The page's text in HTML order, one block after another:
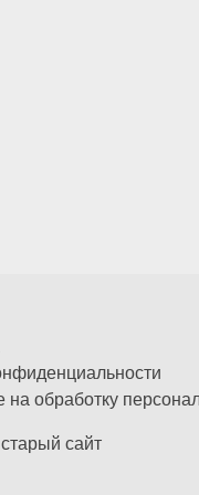
на обработку
сайт